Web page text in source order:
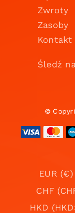
Zwroty
Zasoby
Kontakt
Śledź
©
EUR (€)
CHF
HKD